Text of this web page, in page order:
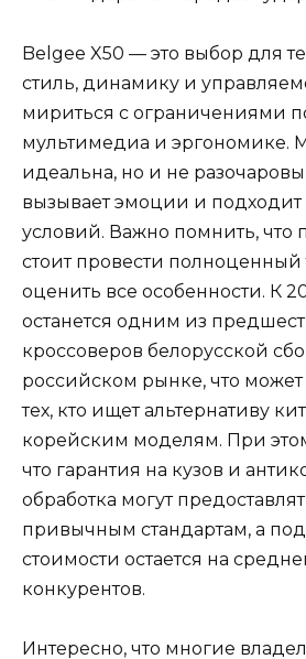
Belgee X50 — это выбор для
стиль, динамику и
мириться с ограничениями
мультимедиа и эргономике.
идеальна, но и не
вызывает эмоции и подходит
условий. Важно помнить, что
стоит провести полноценный
оценить все особенности. К
останется одним из
кроссоверов белорусской
российском рынке, что
тех, кто ищет альтернативу
корейским моделям. При
что гарантия на кузов и
обработка могут
привычным стандартам, а
стоимости остается на
конкурентов.
Интересно, что многие